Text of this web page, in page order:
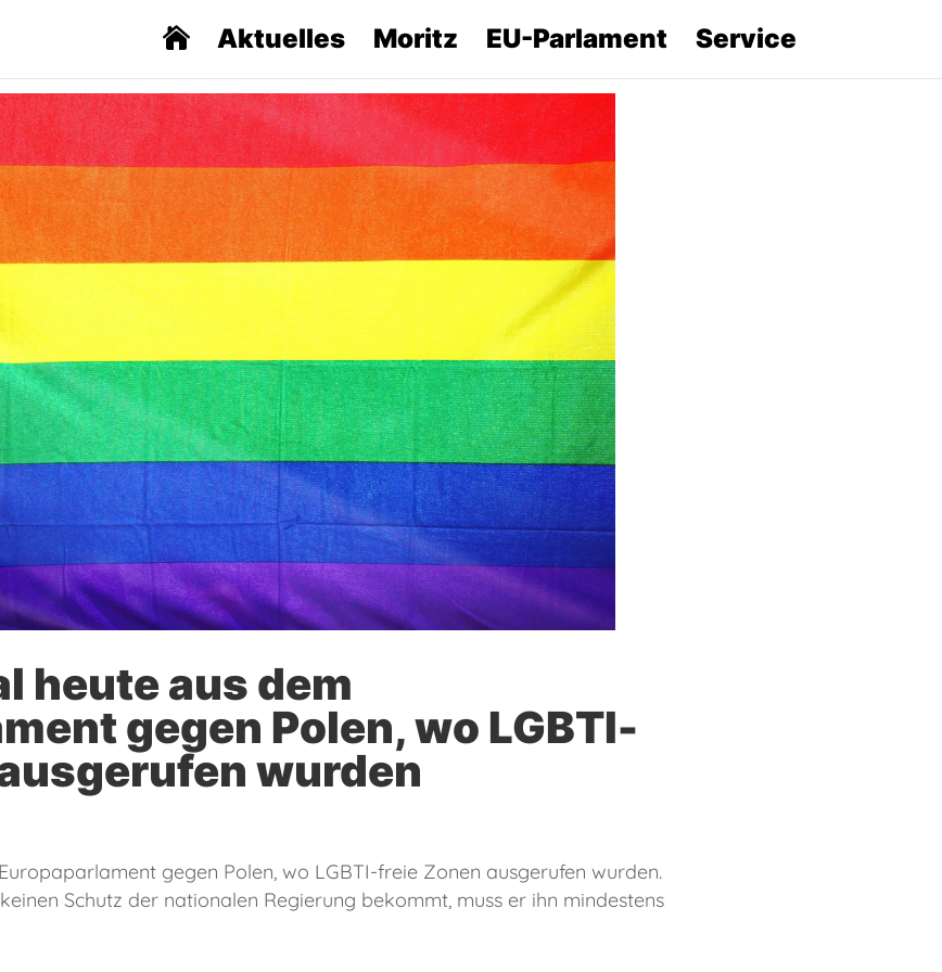
Aktuelles Moritz EU-Parlament Service
heute aus dem
gegen Polen, wo LGBTI-
wurden
gegen Polen, wo LGBTI-freie Zonen ausgerufen wurden.
Schutz der nationalen Regierung bekommt, muss er ihn mindestens